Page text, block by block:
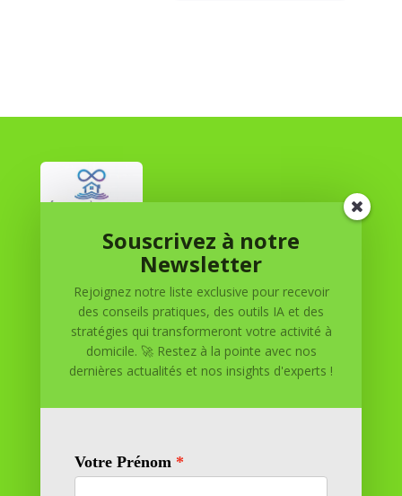
Réussite à Domicile
Réussite à Domicile est votre partenaire de confiance
pour atteindre vos objectifs depuis le confort de votre
maison. Nous offrons des solutions personnalisées pour
vous aider à réussir.
Souscrivez à notre
Newsletter
Rejoignez notre liste exclusive pour recevoir
des conseils pratiques, des outils IA et des
stratégies qui transformeront votre activité à
domicile. 🚀 Restez à la pointe avec nos
dernières actualités et nos insights d'experts !